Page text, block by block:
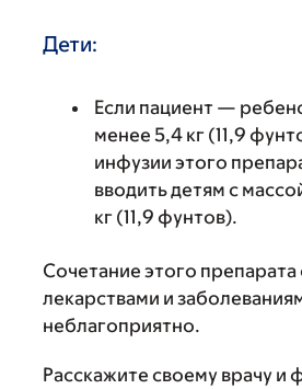
Дети:
Если пациент —
менее 5,4 кг (11,9
инфузии этого
вводить детям с
кг (11,9 фунтов).
Сочетание этого
лекарствами и
неблагоприятно.
Расскажите своему врачу и